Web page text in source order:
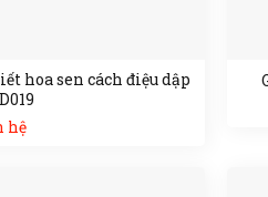
hoa sen cách điệu dập
hệ